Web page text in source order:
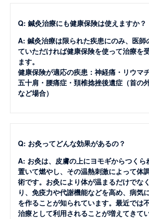
Q: 鍼灸治療にも健康保険は使えますか？
A: 鍼灸治療は限られた疾患にのみ、医師
ていただければ健康保険を使って治療を
ます。
健康保険が適応の疾患：神経痛・リウマ
五十肩・腰痛症・頚椎捻挫後遺症（首の
など場合）
Q: お灸ってどんな効果があるの？
A: お灸は、皮膚の上にヨモギからつくら
置いて燃やし、その温熱刺激によって体
術です。お灸により体が温まるだけでな
り、免疫力や代謝機能などを高め、病気
を作ることが知られています。最近では
治療として利用されることが増えてきてい